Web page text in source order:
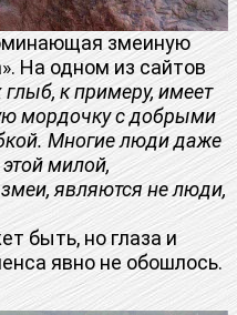
змеиную
На одном из сайтов
к примеру, имеет
мордочку с добрыми
Многие люди даже
милой,
являются не люди,
быть, но глаза и
явно не обошлось.